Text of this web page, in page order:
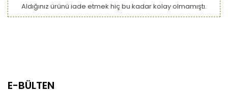
Aldığınız ürünü iade etmek hiç bu kadar kolay olmamıştı.
E-BÜLTEN